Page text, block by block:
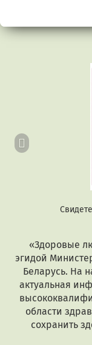
«Здоровые
эгидой
Беларусь. На
актуальная
области
сохранить